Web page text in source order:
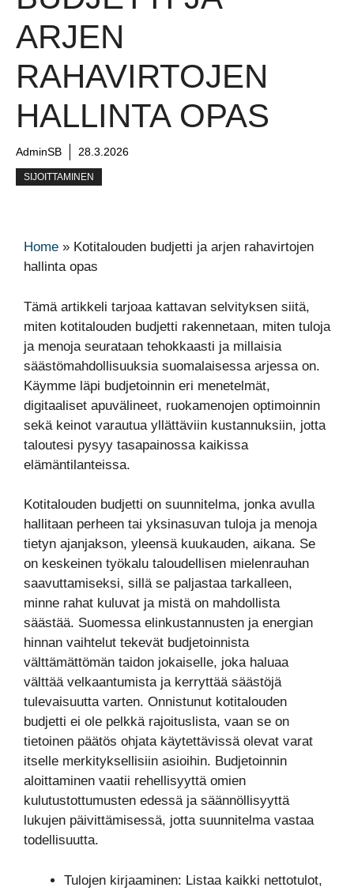
ARJEN
RAHAVIRTOJEN
HALLINTA OPAS
AdminSB 28.3.2026
SIJOITTAMINEN
Home » Kotitalouden budjetti ja arjen rahavirtojen
hallinta opas
Tämä artikkeli tarjoaa kattavan selvityksen siitä,
miten kotitalouden budjetti rakennetaan, miten tuloja
ja menoja seurataan tehokkaasti ja millaisia
säästömahdollisuuksia suomalaisessa arjessa on.
Käymme läpi budjetoinnin eri menetelmät,
digitaaliset apuvälineet, ruokamenojen optimoinnin
sekä keinot varautua yllättäviin kustannuksiin, jotta
taloutesi pysyy tasapainossa kaikissa
elämäntilanteissa.
Kotitalouden budjetti on suunnitelma, jonka avulla
hallitaan perheen tai yksinasuvan tuloja ja menoja
tietyn ajanjakson, yleensä kuukauden, aikana. Se
on keskeinen työkalu taloudellisen mielenrauhan
saavuttamiseksi, sillä se paljastaa tarkalleen,
minne rahat kuluvat ja mistä on mahdollista
säästää. Suomessa elinkustannusten ja energian
hinnan vaihtelut tekevät budjetoinnista
välttämättömän taidon jokaiselle, joka haluaa
välttää velkaantumista ja kerryttää säästöjä
tulevaisuutta varten. Onnistunut kotitalouden
budjetti ei ole pelkkä rajoituslista, vaan se on
tietoinen päätös ohjata käytettävissä olevat varat
itselle merkityksellisiin asioihin. Budjetoinnin
aloittaminen vaatii rehellisyyttä omien
kulutustottumusten edessä ja säännöllisyyttä
lukujen päivittämisessä, jotta suunnitelma vastaa
todellisuutta.
Tulojen kirjaaminen: Listaa kaikki nettotulot,